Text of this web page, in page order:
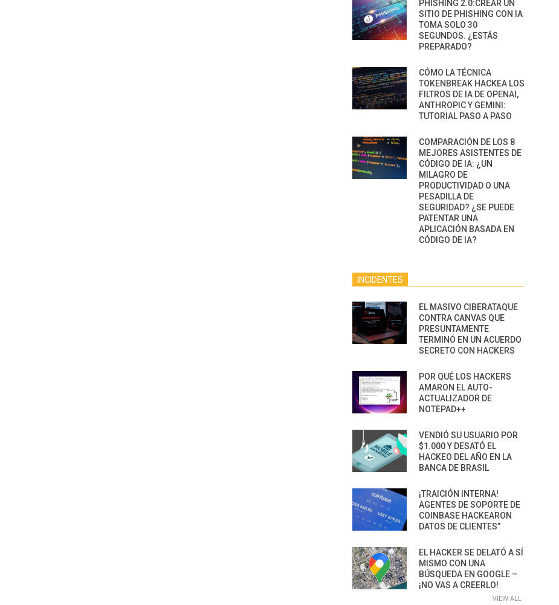
PHISHING 2.0:CREAR UN
SITIO DE PHISHING CON IA
TOMA SOLO 30
SEGUNDOS. ¿ESTÁS
PREPARADO?
CÓMO LA TÉCNICA
TOKENBREAK HACKEA LOS
FILTROS DE IA DE OPENAI,
ANTHROPIC Y GEMINI:
TUTORIAL PASO A PASO
COMPARACIÓN DE LOS 8
MEJORES ASISTENTES DE
CÓDIGO DE IA: ¿UN
MILAGRO DE
PRODUCTIVIDAD O UNA
PESADILLA DE
SEGURIDAD? ¿SE PUEDE
PATENTAR UNA
APLICACIÓN BASADA EN
CÓDIGO DE IA?
INCIDENTES
EL MASIVO CIBERATAQUE
CONTRA CANVAS QUE
PRESUNTAMENTE
TERMINÓ EN UN ACUERDO
SECRETO CON HACKERS
POR QUÉ LOS HACKERS
AMARON EL AUTO-
ACTUALIZADOR DE
NOTEPAD++
VENDIÓ SU USUARIO POR
$1.000 Y DESATÓ EL
HACKEO DEL AÑO EN LA
BANCA DE BRASIL
¡TRAICIÓN INTERNA!
AGENTES DE SOPORTE DE
COINBASE HACKEARON
DATOS DE CLIENTES”
EL HACKER SE DELATÓ A SÍ
MISMO CON UNA
BÚSQUEDA EN GOOGLE –
¡NO VAS A CREERLO!
VIEW ALL